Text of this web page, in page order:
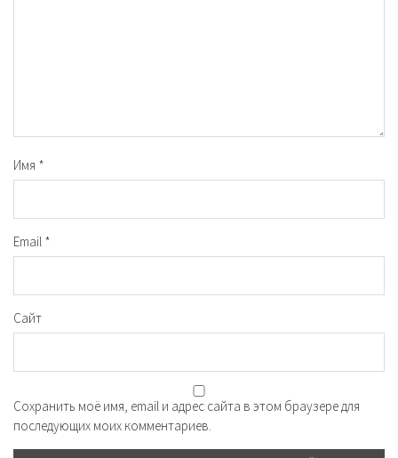
Имя *
Email *
Сайт
Сохранить моё имя, email и адрес сайта в этом браузере для
последующих моих комментариев.